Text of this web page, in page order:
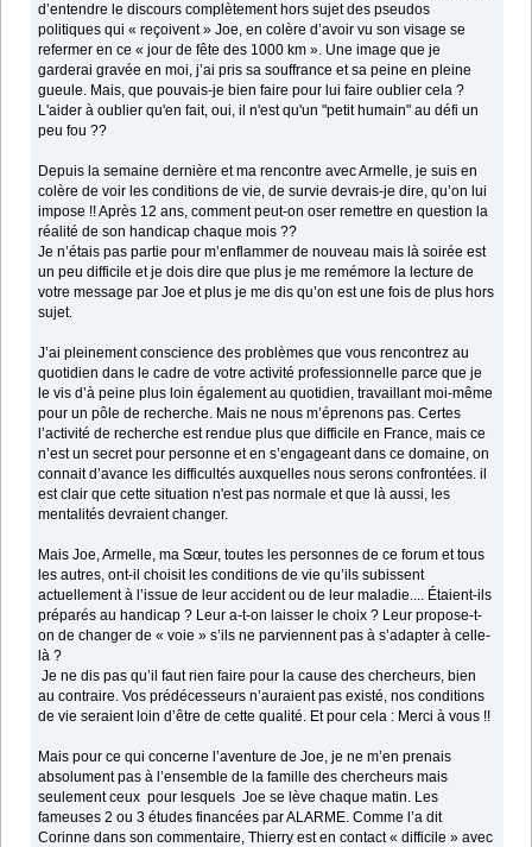
d’entendre le discours complètement hors sujet des pseudos
politiques qui « reçoivent » Joe, en colère d’avoir vu son visage se
refermer en ce « jour de fête des 1000 km ». Une image que je
garderai gravée en moi, j’ai pris sa souffrance et sa peine en pleine
gueule. Mais, que pouvais-je bien faire pour lui faire oublier cela ?
L'aider à oublier qu'en fait, oui, il n'est qu'un "petit humain" au défi un
peu fou ??
Depuis la semaine dernière et ma rencontre avec Armelle, je suis en
colère de voir les conditions de vie, de survie devrais-je dire, qu’on lui
impose !! Après 12 ans, comment peut-on oser remettre en question la
réalité de son handicap chaque mois ??
Je n’étais pas partie pour m’enflammer de nouveau mais là soirée est
un peu difficile et je dois dire que plus je me remémore la lecture de
votre message par Joe et plus je me dis qu’on est une fois de plus hors
sujet.
J’ai pleinement conscience des problèmes que vous rencontrez au
quotidien dans le cadre de votre activité professionnelle parce que je
le vis d’à peine plus loin également au quotidien, travaillant moi-même
pour un pôle de recherche. Mais ne nous m’éprenons pas. Certes
l’activité de recherche est rendue plus que difficile en France, mais ce
n’est un secret pour personne et en s’engageant dans ce domaine, on
connait d’avance les difficultés auxquelles nous serons confrontées. il
est clair que cette situation n'est pas normale et que là aussi, les
mentalités devraient changer.
Mais Joe, Armelle, ma Sœur, toutes les personnes de ce forum et tous
les autres, ont-il choisit les conditions de vie qu’ils subissent
actuellement à l’issue de leur accident ou de leur maladie.... Étaient-ils
préparés au handicap ? Leur a-t-on laisser le choix ? Leur propose-t-
on de changer de « voie » s’ils ne parviennent pas à s’adapter à celle-
là ?
Je ne dis pas qu’il faut rien faire pour la cause des chercheurs, bien
au contraire. Vos prédécesseurs n’auraient pas existé, nos conditions
de vie seraient loin d’être de cette qualité. Et pour cela : Merci à vous !!
Mais pour ce qui concerne l’aventure de Joe, je ne m’en prenais
absolument pas à l’ensemble de la famille des chercheurs mais
seulement ceux pour lesquels Joe se lève chaque matin. Les
fameuses 2 ou 3 études financées par ALARME. Comme l’a dit
Corinne dans son commentaire, Thierry est en contact « difficile » avec